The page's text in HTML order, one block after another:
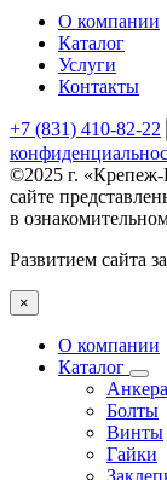
О компании
Каталог
Услуги
Контакты
+7 (831) 410-82-22
©2025 г.
сайте
в
Развитием сайта
×
О компании
Каталог
Анкера
Болты
Винты
Гайки